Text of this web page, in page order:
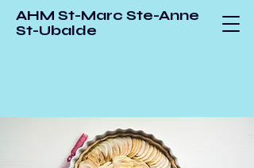
AHM St-Marc Ste-Anne
St-Ubalde